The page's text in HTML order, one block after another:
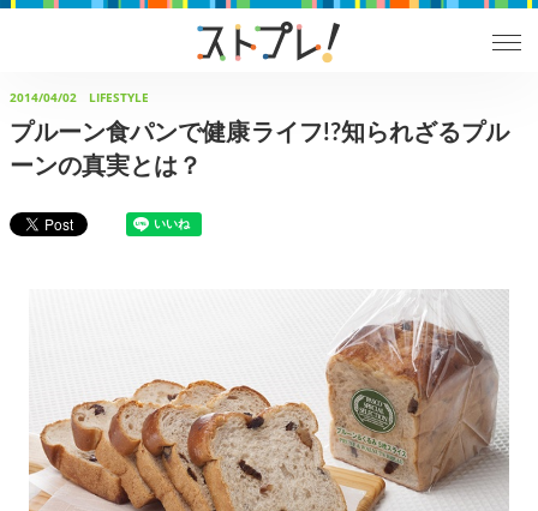
2014/04/02 LIFESTYLE
プルーン食パンで健康ライフ!?知られざるプル
ーンの真実とは？